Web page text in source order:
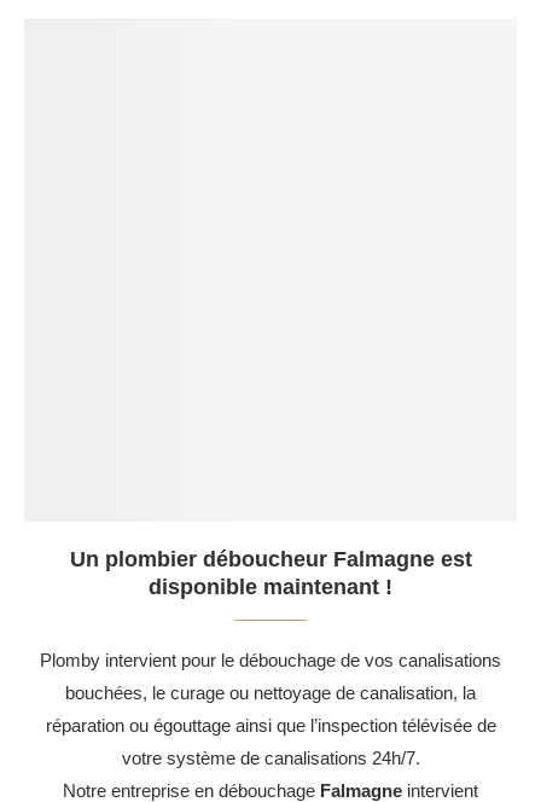
Un plombier déboucheur Falmagne est
disponible maintenant !
Plomby intervient pour le débouchage de vos canalisations
bouchées, le curage ou nettoyage de canalisation, la
réparation ou égouttage ainsi que l’inspection télévisée de
votre système de canalisations 24h/7.
Notre entreprise en débouchage Falmagne intervient